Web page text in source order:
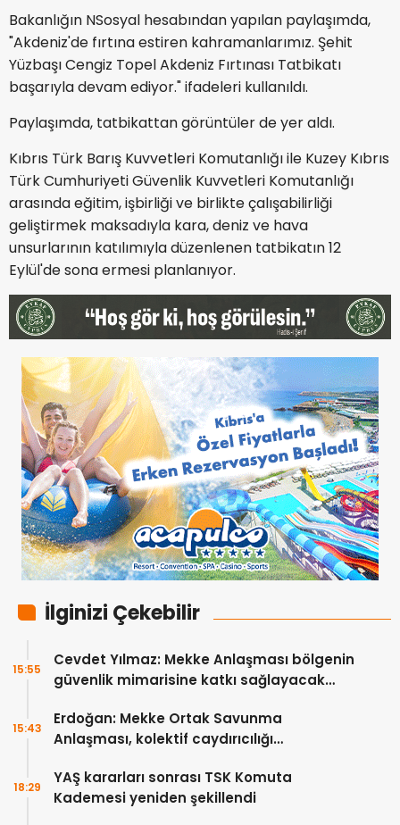
Bakanlığın NSosyal hesabından yapılan paylaşımda,
"Akdeniz'de fırtına estiren kahramanlarımız. Şehit
Yüzbaşı Cengiz Topel Akdeniz Fırtınası Tatbikatı
başarıyla devam ediyor." ifadeleri kullanıldı.
Paylaşımda, tatbikattan görüntüler de yer aldı.
Kıbrıs Türk Barış Kuvvetleri Komutanlığı ile Kuzey Kıbrıs
Türk Cumhuriyeti Güvenlik Kuvvetleri Komutanlığı
arasında eğitim, işbirliği ve birlikte çalışabilirliği
geliştirmek maksadıyla kara, deniz ve hava
unsurlarının katılımıyla düzenlenen tatbikatın 12
Eylül'de sona ermesi planlanıyor.
İlginizi Çekebilir
Cevdet Yılmaz: Mekke Anlaşması bölgenin
güvenlik mimarisine katkı sağlayacak
15:55
Erdoğan: Mekke Ortak Savunma
Anlaşması, kolektif caydırıcılığı
15:43
YAŞ kararları sonrası TSK Komuta
Kademesi yeniden şekillendi
18:29